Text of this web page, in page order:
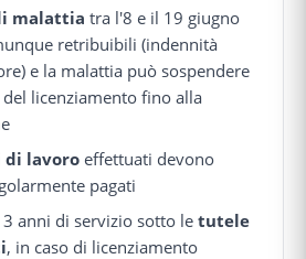
malattia tra l'8 e il 19 giugno
retribuibili (indennità
e la malattia può sospendere
del licenziamento fino alla
di lavoro effettuati devono
pagati
3 anni di servizio sotto letutele
, in caso di licenziamento